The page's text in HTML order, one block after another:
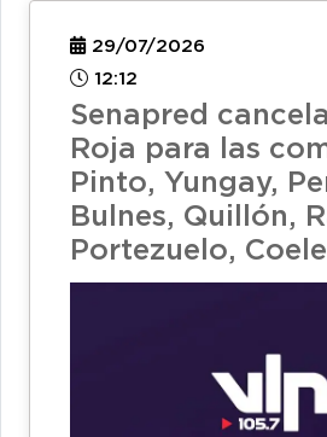
29/07/2026
12:12
Senapred
Roja para las
Pinto, Yungay,
Bulnes, Quillón,
Portezuelo,